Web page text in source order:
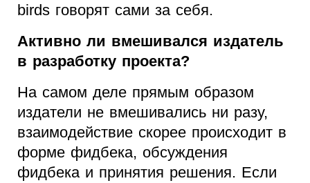
birds говорят сами за себя.
Активно ли вмешивался издатель
в разработку проекта?
На самом деле прямым образом
издатели не вмешивались ни разу,
взаимодействие скорее происходит в
форме фидбека, обсуждения
фидбека и принятия решения. Если